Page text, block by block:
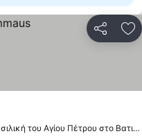
0.3 χλμ. από: Βασιλική του Αγίου Πέτρου στο Βατικανό